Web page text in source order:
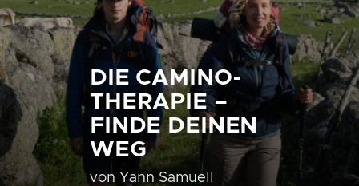
DIE CAMINO-
THERAPIE –
FINDE DEINEN
WEG
von Yann Samuell